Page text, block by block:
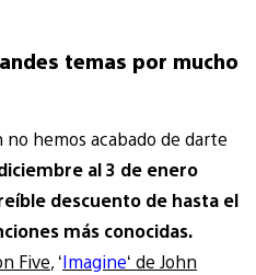
temas por mucho
no hemos acabado de darte
al 3 de enero
descuento de hasta el
más conocidas.
Five, ‘Imagine‘ de John